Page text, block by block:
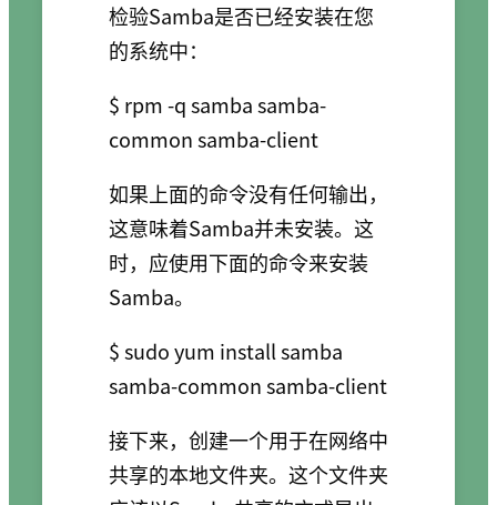
检验Samba是否已经安装在您
的系统中：
$ rpm -q samba samba-
如果上面的命令没有任何输出，
这意味着Samba并未安装。这
时，应使用下面的命令来安装
Samba。
$ sudo yum install samba
接下来，创建一个用于在网络中
共享的本地文件夹。这个文件夹